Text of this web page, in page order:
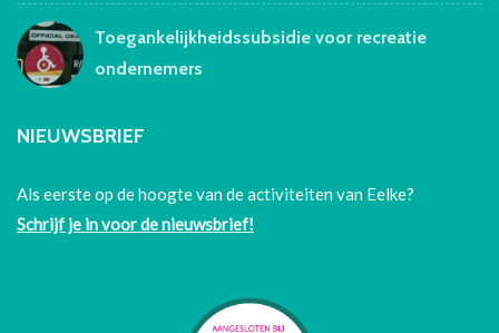
Toegankelijkheidssubsidie voor recreatie
ondernemers
NIEUWSBRIEF
Als eerste op de hoogte van de activiteiten van Eelke?
Schrijf je in voor de nieuwsbrief!